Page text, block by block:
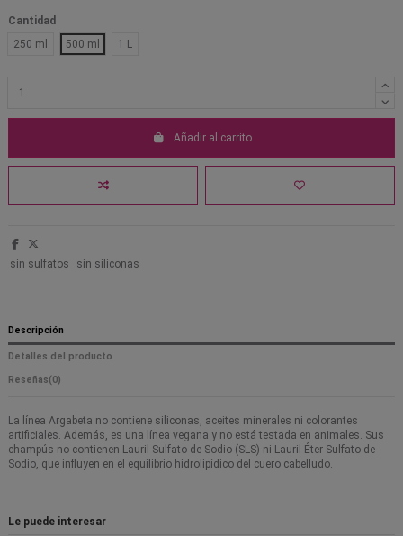
Cantidad
250 ml
500 ml 1 L
Añadir al carrito
sin sulfatos sin siliconas
Descripción
Detalles del producto
Reseñas(0)
La línea Argabeta no contiene siliconas, aceites minerales ni colorantes
artificiales. Además, es una línea vegana y no está testada en animales. Sus
champús no contienen Lauril Sulfato de Sodio (SLS) ni Lauril Éter Sulfato de
Sodio, que influyen en el equilibrio hidrolipídico del cuero cabelludo.
Le puede interesar